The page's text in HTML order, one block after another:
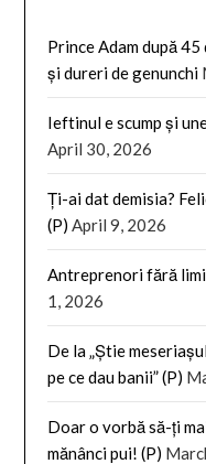
Prince Adam după
și dureri de genunchi
Ieftinul e scump și
April 30, 2026
Ți-ai dat demisia?
(P) April 9, 2026
Antreprenori fără
1, 2026
De la „Știe
pe ce dau banii” (P)
Doar o vorbă să-ți
mănânci pui! (P)